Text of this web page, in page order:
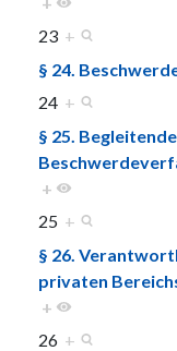
23 +
§ 24.
24 +
§ 25.
+
25 +
§ 26.
privaten
+
26 +